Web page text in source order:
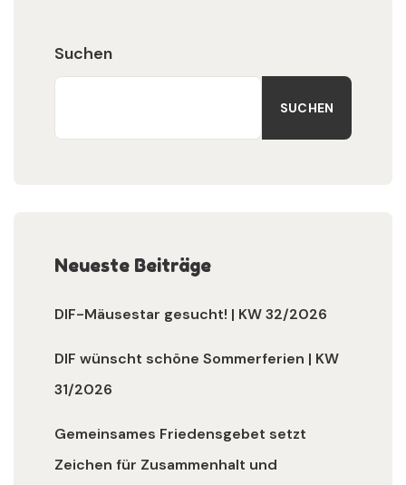
Suchen
SUCHEN
Neueste Beiträge
DIF-Mäusestar gesucht! | KW 32/2026
DIF wünscht schöne Sommerferien | KW
31/2026
Gemeinsames Friedensgebet setzt
Zeichen für Zusammenhalt und